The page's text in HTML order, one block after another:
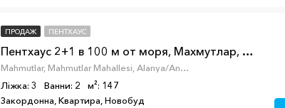
ПРОДАЖ ПЕНТХАУС
Пентхаус 2+1 в 100 м от моря, Махмутлар, Аланья, Турция
Mahmutlar, Mahmutlar Mahallesi, Alanya/Antalya, Турция
Ліжка: 3
Ванни: 2
м²: 147
Закордонна, Квартира, Новобуд